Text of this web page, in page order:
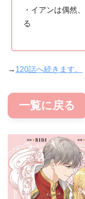
・イアンは偶然
る
→ 120話へ続きます。
一覧に戻る